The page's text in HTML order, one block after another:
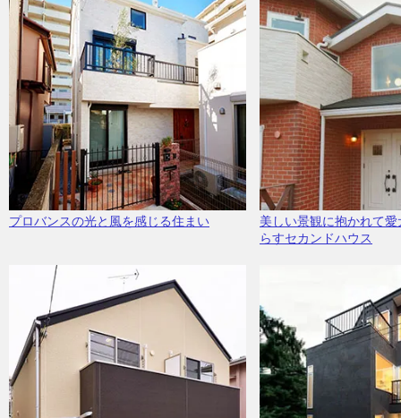
プロバンスの光と風を感じる住まい
美しい景観に抱かれて
らすセカンドハウス